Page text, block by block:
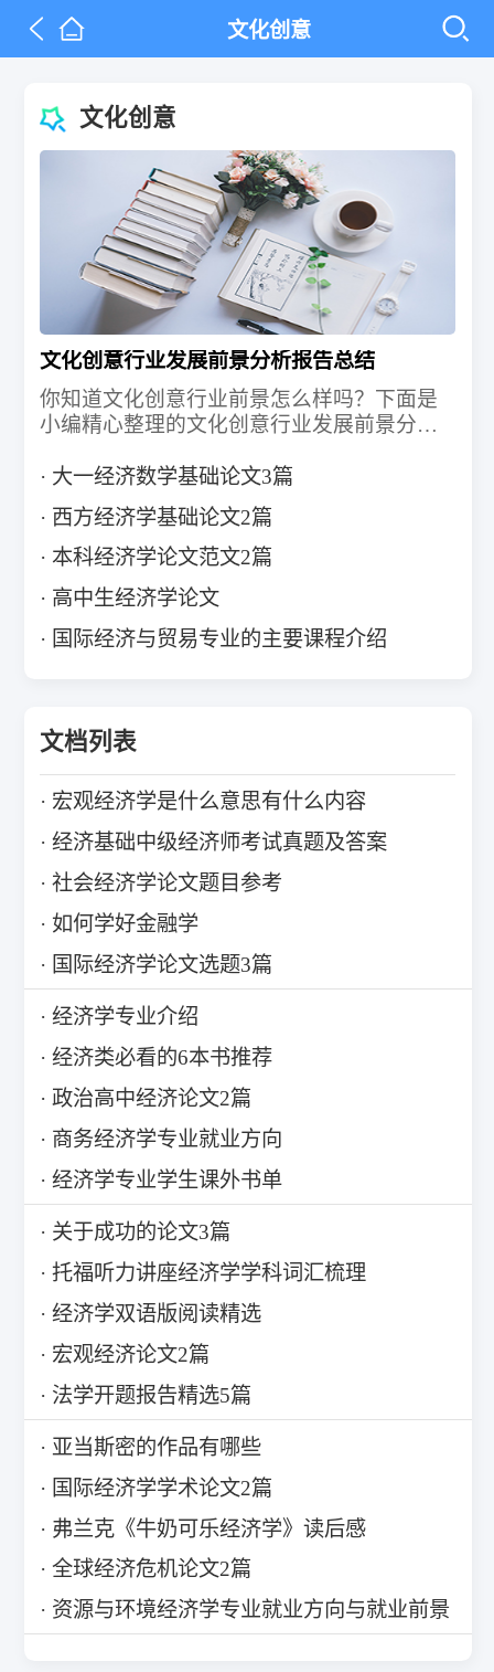
文化创意
文化创意
文化创意行业发展前景分析报告总结
你知道文化创意行业前景怎么样吗？下面是
小编精心整理的文化创意行业发展前景分析
所帮助。
大一经济数学基础论文3篇
西方经济学基础论文2篇
本科经济学论文范文2篇
高中生经济学论文
国际经济与贸易专业的主要课程介绍
文档列表
宏观经济学是什么意思有什么内容
经济基础中级经济师考试真题及答案
社会经济学论文题目参考
如何学好金融学
国际经济学论文选题3篇
经济学专业介绍
经济类必看的6本书推荐
政治高中经济论文2篇
商务经济学专业就业方向
经济学专业学生课外书单
关于成功的论文3篇
托福听力讲座经济学学科词汇梳理
经济学双语版阅读精选
宏观经济论文2篇
法学开题报告精选5篇
亚当斯密的作品有哪些
国际经济学学术论文2篇
弗兰克《牛奶可乐经济学》读后感
全球经济危机论文2篇
资源与环境经济学专业就业方向与就业前景